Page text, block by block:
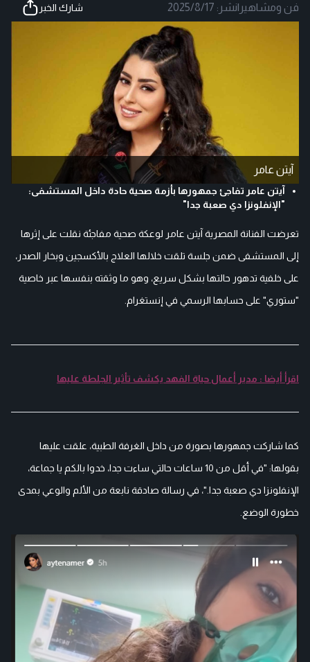
فن ومشاهير |نشر: 2025/8/17 شارك الخبر
آيتن عامر
آيتن عامر تفاجئ جمهورها بأزمة صحية حادة داخل المستشفى:
"الإنفلونزا دي صعبة جدا"
تعرضت الفنانة المصرية آيتن عامر لوعكة صحية مفاجئة نقلت على إثرها
إلى المستشفى ضمن جلسة تلقت خلالها العلاج بالأكسجين وبخار الصدر،
على خلفية تدهور حالتها بشكل سريع، وهو ما وثقته بنفسها عبر خاصية
"ستوري" على حسابها الرسمي في إنستغرام.
اقرأ أيضا : مدير أعمال حياة الفهد يكشف تأثير الجلطة عليها
كما شاركت جمهورها بصورة من داخل الغرفة الطبية، علقت عليها
بقولها: "في أقل من 10 ساعات حالتي ساءت جدا، خدوا بالكم يا جماعة،
الإنفلونزا دي صعبة جدا."، في رسالة صادقة نابعة من الألم والوعي بمدى
خطورة الوضع.